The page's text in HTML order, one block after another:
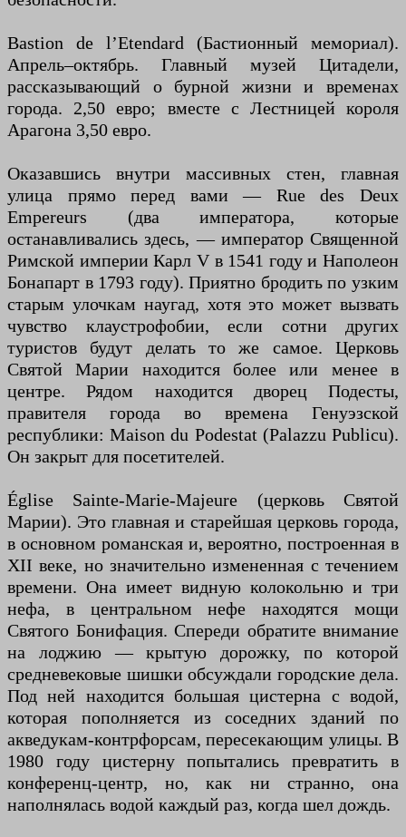
Bastion de l’Etendard (Бастионный мемориал).
Апрель–октябрь. Главный музей Цитадели,
рассказывающий о бурной жизни и временах
города. 2,50 евро; вместе с Лестницей короля
Арагона 3,50 евро.
Оказавшись внутри массивных стен, главная
улица прямо перед вами — Rue des Deux
Empereurs (два императора, которые
останавливались здесь, — император Священной
Римской империи Карл V в 1541 году и Наполеон
Бонапарт в 1793 году). Приятно бродить по узким
старым улочкам наугад, хотя это может вызвать
чувство клаустрофобии, если сотни других
туристов будут делать то же самое. Церковь
Святой Марии находится более или менее в
центре. Рядом находится дворец Подесты,
правителя города во времена Генуэзской
республики: Maison du Podestat (Palazzu Publicu).
Он закрыт для посетителей.
Église Sainte-Marie-Majeure (церковь Святой
Марии). Это главная и старейшая церковь города,
в основном романская и, вероятно, построенная в
XII веке, но значительно измененная с течением
времени. Она имеет видную колокольню и три
нефа, в центральном нефе находятся мощи
Святого Бонифация. Спереди обратите внимание
на лоджию — крытую дорожку, по которой
средневековые шишки обсуждали городские дела.
Под ней находится большая цистерна с водой,
которая пополняется из соседних зданий по
акведукам-контрфорсам, пересекающим улицы. В
1980 году цистерну попытались превратить в
конференц-центр, но, как ни странно, она
наполнялась водой каждый раз, когда шел дождь.